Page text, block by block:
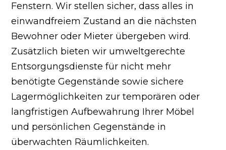
Fenstern. Wir stellen sicher, dass alles in
einwandfreiem Zustand an die nächsten
Bewohner oder Mieter übergeben wird.
Zusätzlich bieten wir umweltgerechte
Entsorgungsdienste für nicht mehr
benötigte Gegenstände sowie sichere
Lagermöglichkeiten zur temporären oder
langfristigen Aufbewahrung Ihrer Möbel
und persönlichen Gegenstände in
überwachten Räumlichkeiten.